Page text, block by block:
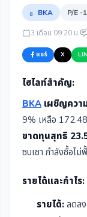
BKA P/E -
3 เดือน 09:20 น.
แชร์ X
ไฮไลท์สำคัญ:
BKA เผชิญควา
9% เหลือ
ขาดทุนสุทธิ
ซบเซา กำลังซื้อไม่
รายได้และกำไร:
รายได้: ลดล